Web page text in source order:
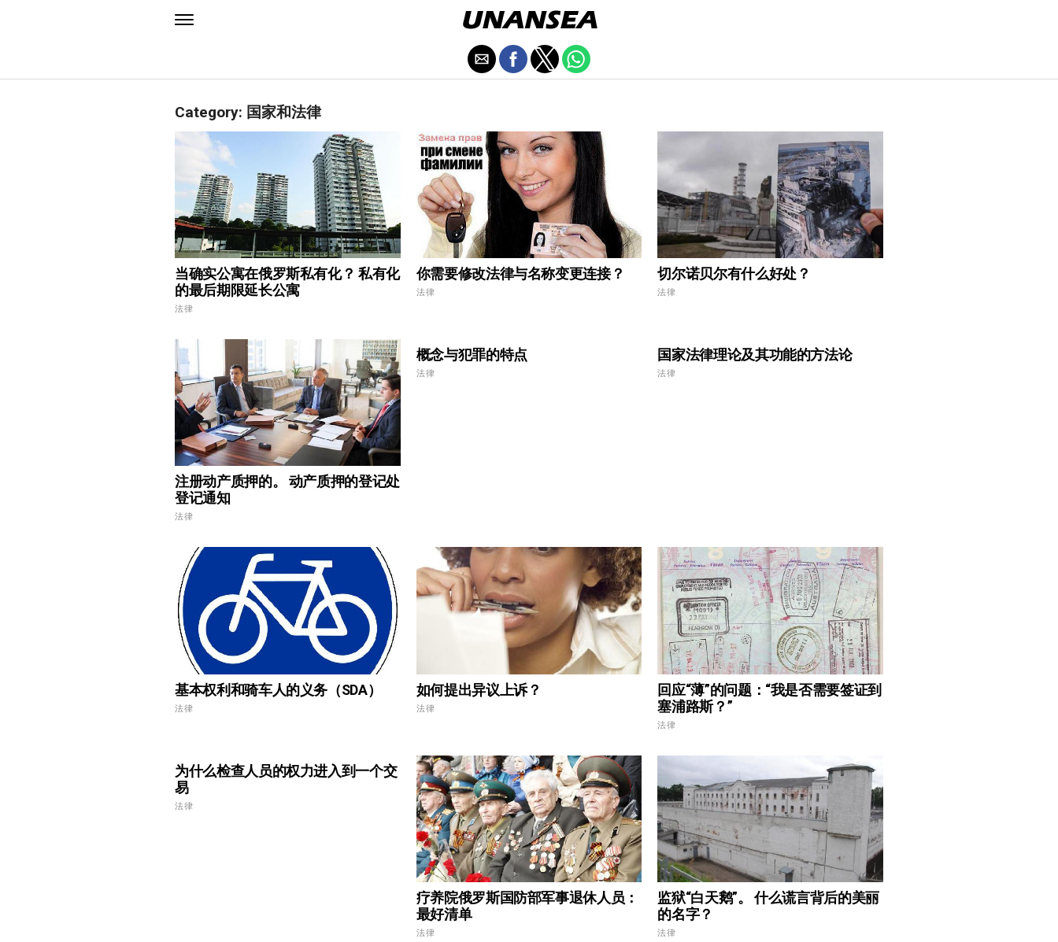
Category: 国家和法律
当确实公寓在俄罗斯私有化？ 私有化
的最后期限延长公寓
法律
你需要修改法律与名称变更连接？
法律
切尔诺贝尔有什么好处？
法律
注册动产质押的。 动产质押的登记处
登记通知
法律
概念与犯罪的特点
法律
国家法律理论及其功能的方法论
法律
基本权利和骑车人的义务（SDA）
法律
如何提出异议上诉？
法律
回应“薄”的问题：“我是否需要签证到
塞浦路斯？”
法律
为什么检查人员的权力进入到一个交
易
法律
疗养院俄罗斯国防部军事退休人员：
最好清单
法律
监狱“白天鹅”。 什么谎言背后的美丽
的名字？
法律